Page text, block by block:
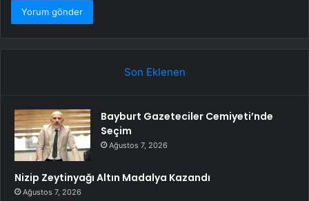
Son Eklenen
Bayburt Gazeteciler Cemiyeti’nde
Seçim
Ağustos 7, 2026
Nizip Zeytinyağı Altın Madalya Kazandı
Ağustos 7, 2026